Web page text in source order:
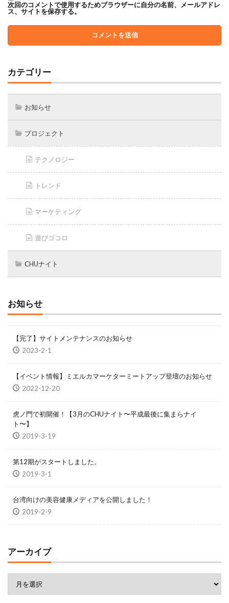
次回のコメントで使用するためブラウザーに自分の名前、メールアドレ
ス、サイトを保存する。
カテゴリー
お知らせ
プロジェクト
テクノロジー
トレンド
マーケティング
遊びゴコロ
CHUナイト
お知らせ
【完了】サイトメンテナンスのお知らせ
2023-2-1
【イベント情報】ミエルカマーケターミートアップ登壇のお知らせ
2022-12-20
虎ノ門で初開催！【3月のCHUナイト〜平成最後に集まらナイ
ト〜】
2019-3-19
第12期がスタートしました。
2019-3-1
台湾向けの美容健康メディアを公開しました！
2019-2-9
アーカイブ